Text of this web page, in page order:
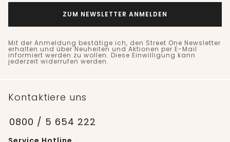
ZUM NEWSLETTER ANMELDEN
Mit der Anmeldung bestätige ich, den Street One Newsletter
erhalten und über Neuheiten und Aktionen per E-Mail
informiert werden zu wollen. Diese Einwilligung kann
jederzeit widerrufen werden.
Kontaktiere uns
0800 / 5 654 222